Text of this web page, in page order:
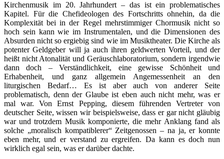
Kirchenmusik im 20. Jahrhundert – das ist ein problematisches
Kapitel. Für die Chefideologen des Fortschritts ohnehin, da die
Komplexität bei in der Regel mehrstimmiger Chormusik nicht so
hoch sein kann wie im Instrumentalen, und die Dimensionen des
Absurden nicht so ergiebig sind wie im Musiktheater. Die Kirche als
potenter Geldgeber will ja auch ihren geldwerten Vorteil, und der
heißt nicht Atonalität und Geräuschlaboratorium, sondern irgendwie
dann doch – Verständlichkeit, eine gewisse Schönheit und
Erhabenheit, und ganz allgemein Angemessenheit an den
liturgischen Bedarf… Es ist aber auch von anderer Seite
problematisch, denn der Glaube ist eben auch nicht mehr, was er
mal war. Von Ernst Pepping, diesem führenden Vertreter von
deutscher Seite, wissen wir beispielsweise, dass er gar nicht gläubig
war und trotzdem Musik komponierte, die mehr Anklang fand als
solche „moralisch kompatiblerer“ Zeitgenossen – na ja, er konnte
eben mehr, und er verstand zu ergreifen. Da kann es doch nun
wirklich egal sein, was er darüber dachte.